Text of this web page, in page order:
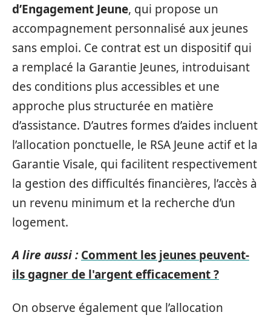
d’Engagement Jeune, qui propose un
accompagnement personnalisé aux jeunes
sans emploi. Ce contrat est un dispositif qui
a remplacé la Garantie Jeunes, introduisant
des conditions plus accessibles et une
approche plus structurée en matière
d’assistance. D’autres formes d’aides incluent
l’allocation ponctuelle, le RSA Jeune actif et la
Garantie Visale, qui facilitent respectivement
la gestion des difficultés financières, l’accès à
un revenu minimum et la recherche d’un
logement.
A lire aussi : Comment les jeunes peuvent-
ils gagner de l'argent efficacement ?
On observe également que l’allocation